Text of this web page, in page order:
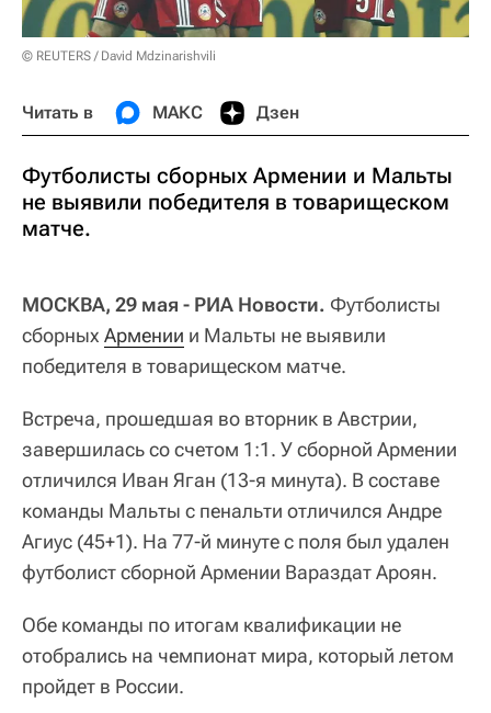
© REUTERS / David Mdzinarishvili
Читать в МАКС Дзен
Футболисты сборных Армении и Мальты
не выявили победителя в товарищеском
матче.
МОСКВА, 29 мая - РИА Новости. Футболисты
сборных Армении и Мальты не выявили
победителя в товарищеском матче.
Встреча, прошедшая во вторник в Австрии,
завершилась со счетом 1:1. У сборной Армении
отличился Иван Яган (13-я минута). В составе
команды Мальты с пенальти отличился Андре
Агиус (45+1). На 77-й минуте с поля был удален
футболист сборной Армении Вараздат Ароян.
Обе команды по итогам квалификации не
отобрались на чемпионат мира, который летом
пройдет в России.